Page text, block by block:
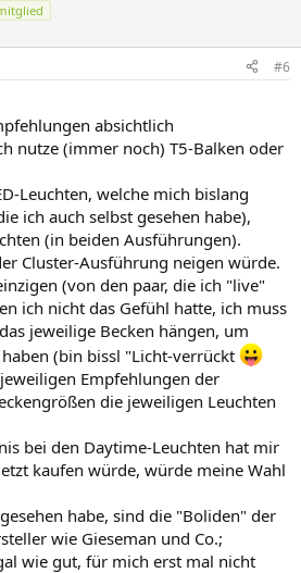
#6
absichtlich
nutze (immer noch) T5-Balken oder
Leuchten, welche mich bislang
ich auch selbst gesehen habe),
(in beiden Ausführungen).
Cluster-Ausführung neigen würde.
(von den paar, die ich "live"
ich nicht das Gefühl hatte, ich muss
jeweilige Becken hängen, um
(bin bissl "Licht-verrückt
Empfehlungen der
die jeweiligen Leuchten
bei den Daytime-Leuchten hat mir
kaufen würde, würde meine Wahl
habe, sind die "Boliden" der
wie Gieseman und Co.;
wie gut, für mich erst mal nicht